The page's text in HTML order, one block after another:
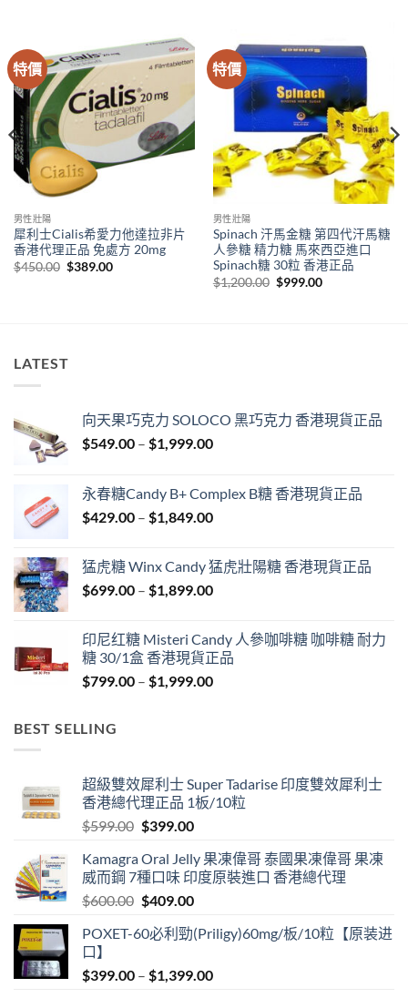
特價
男性壯陽
犀利士Cialis希愛力他達拉非片
香港代理正品 免處方 20mg
$450.00 Original
price
$389.00Current
特價
男性壯陽
Spinach 汗馬金糖 第四代汗馬糖
人參糖 精力糖 馬來西亞進口
Spinach糖 30粒 香港正品
$1,200.00 Original
price
$999.00Current
LATEST
向天果巧克力 SOLOCO 黑巧克力 香港現貨正品
$549.00 – $1,999.00Price
through
$1,999.00
永春糖Candy B+ Complex B糖 香港現貨正品
$429.00 – $1,849.00Price
through
$1,849.00
猛虎糖 Winx Candy 猛虎壯陽糖 香港現貨正品
$699.00 – $1,899.00Price
through
$1,899.00
印尼红糖 Misteri Candy 人參咖啡糖 咖啡糖 耐力
糖 30/1盒 香港現貨正品
$799.00 – $1,999.00Price
BEST SELLING
超級雙效犀利士 Super Tadarise 印度雙效犀利士
香港總代理正品 1板/10粒
$599.00 Original
was:
$599.00.
$399.00Current
is:
$399.00.
Kamagra Oral Jelly 果凍偉哥 泰國果凍偉哥 果凍
威而鋼 7種口味 印度原裝進口 香港總代理
$600.00 Original
was:
$409.00Current
is:
POXET-60必利勁(Priligy)60mg/板/10粒【原装进
口】
$399.00 – $1,399.00Price